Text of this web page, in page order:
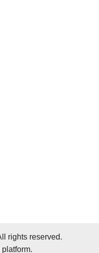
rights reserved.
.